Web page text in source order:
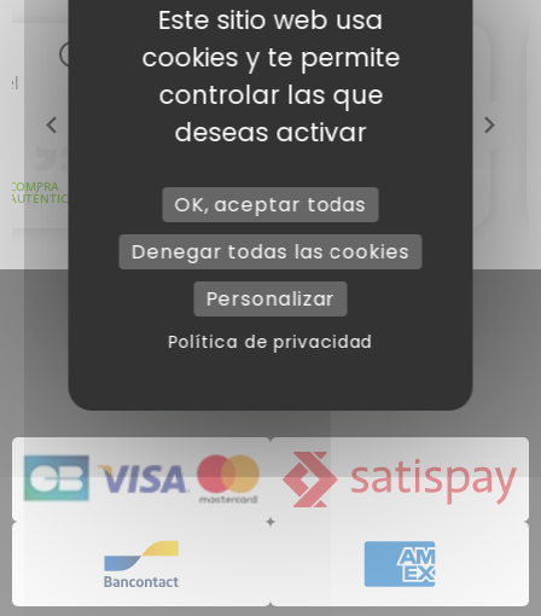
Este sitio web usa
cookies y te permite
controlar las que
deseas activar
OK, aceptar todas
Denegar todas las cookies
Personalizar
Política de privacidad